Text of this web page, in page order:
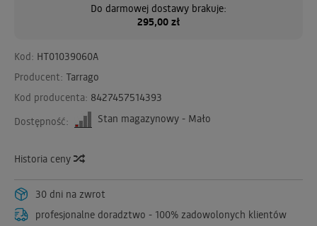
Do darmowej dostawy brakuje:
295,00 zł
Kod: HT01039060A
Producent: Tarrago
Kod producenta: 8427457514393
Dostępność:
Stan magazynowy - Mało
Historia ceny
30 dni na zwrot
profesjonalne doradztwo - 100% zadowolonych klientów